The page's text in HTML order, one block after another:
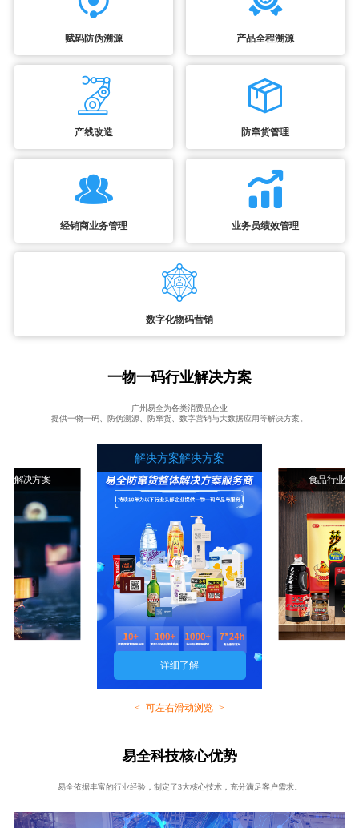
赋码防伪溯源 产品全程溯源
产线改造 防窜货管理
经销商业务管理 业务员绩效管理
数字化物码营销
一物一码行业解决方案
广州易全为各类消费品企业
提供一物一码、防伪溯源、防窜货、数字营销与大数据应用等解决方案。
业解决方案
解决方案解决方案
详细了解
食品行业解
<- 可左右滑动浏览 ->
易全科技核心优势
易全依据丰富的行业经验，制定了3大核心技术，充分满足客户需求。